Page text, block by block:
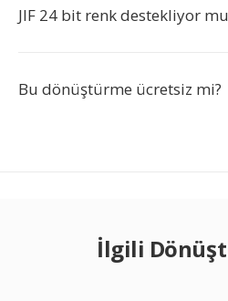
JIF 24 bit renk destekliyor
Bu dönüştürme ücretsiz mi?
İlgili